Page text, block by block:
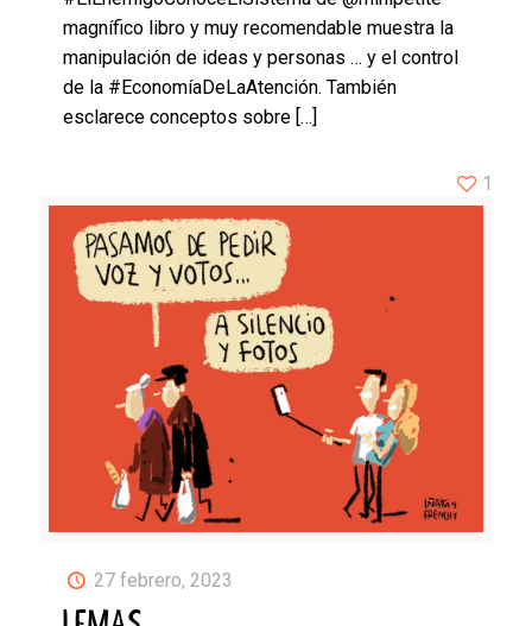
magnífico libro y muy recomendable muestra la
manipulación de ideas y personas … y el control
de la #EconomíaDeLaAtención. También
esclarece conceptos sobre […]
27 febrero, 2023
1